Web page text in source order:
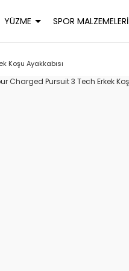
YÜZME SPOR MALZEMELERİ
Koşu Ayakkabısı